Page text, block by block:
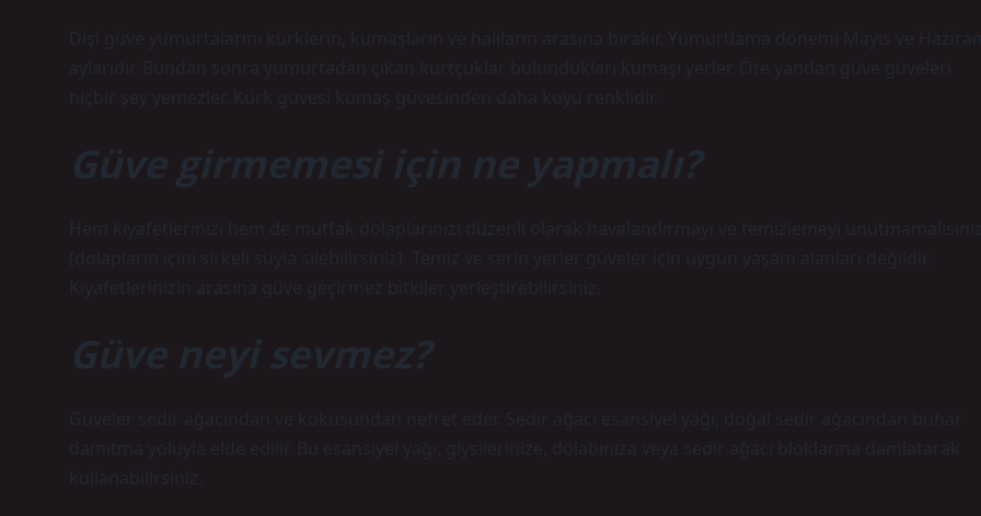
Dişi güve yumurtalarını kürklerin, kumaşların ve halıların arasına bırakır. Yumurtlama dönemi Mayıs ve Haziran
aylarıdır. Bundan sonra yumurtadan çıkan kurtçuklar bulundukları kumaşı yerler. Öte yandan güve güveleri
hiçbir şey yemezler. Kürk güvesi kumaş güvesinden daha koyu renklidir.
Güve girmemesi için ne yapmalı?
Hem kıyafetlerinizi hem de mutfak dolaplarınızı düzenli olarak havalandırmayı ve temizlemeyi unutmamalısınız
(dolapların içini sirkeli suyla silebilirsiniz). Temiz ve serin yerler güveler için uygun yaşam alanları değildir.
Kıyafetlerinizin arasına güve geçirmez bitkiler yerleştirebilirsiniz.
Güve neyi sevmez?
Güveler sedir ağacından ve kokusundan nefret eder. Sedir ağacı esansiyel yağı, doğal sedir ağacından buhar
damıtma yoluyla elde edilir. Bu esansiyel yağı, giysilerinize, dolabınıza veya sedir ağacı bloklarına damlatarak
kullanabilirsiniz.